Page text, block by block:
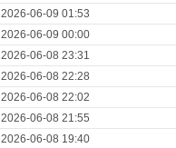
2026-06-09 01:53
2026-06-09 00:00
2026-06-08 23:31
2026-06-08 22:28
2026-06-08 22:02
2026-06-08 21:55
2026-06-08 19:40